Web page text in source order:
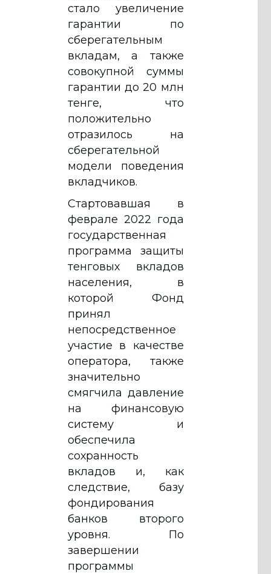
стало увеличение
гарантии по
сберегательным
вкладам, а также
совокупной суммы
гарантии до 20 млн
тенге, что
положительно
отразилось на
сберегательной
модели поведения
вкладчиков.
Стартовавшая в
феврале 2022 года
государственная
программа защиты
тенговых вкладов
населения, в
которой Фонд
принял
непосредственное
участие в качестве
оператора, также
значительно
смягчила давление
на финансовую
систему и
обеспечила
сохранность
вкладов и, как
следствие, базу
фондирования
банков второго
уровня. По
завершении
программы